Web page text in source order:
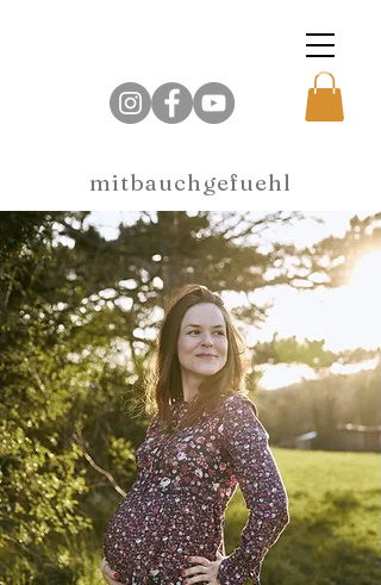
mitbauchgefuehl